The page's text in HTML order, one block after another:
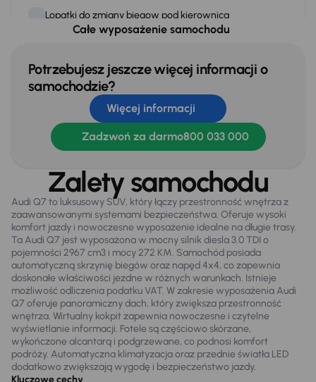
Lopatki do zmiany biegow pod kierownica
Podgrzewane fotele
Przciemniane szyby
Skórzana kierownica
Stereo
Tempomat
WSP. KIEROWNICY
Zamek centralny
Na zewnątrz
Automatyczne światła drogowe
Bezkluczowe otwieranie auta
Czujniki parkowania prz. i tył
Całe wyposażenie samochodu
Potrzebujesz jeszcze więcej informacji o
samochodzie?
Więcej informacji
Zadzwoń za darmo800 033 000
Zalety samochodu
Audi Q7 to luksusowy SUV, który łączy przestronność wnętrza z
zaawansowanymi systemami bezpieczeństwa. Oferuje wysoki
komfort jazdy i nowoczesne wyposażenie idealne na długie trasy.
Ta Audi Q7 jest wyposażona w mocny silnik diesla 3.0 TDI o
pojemności 2967 cm3 i mocy 272 KM. Samochód posiada
automatyczną skrzynię biegów oraz napęd 4x4, co zapewnia
doskonałe właściwości jezdne w różnych warunkach. Istnieje
możliwość odliczenia podatku VAT. W zakresie wyposażenia Audi
Q7 oferuje panoramiczny dach, który zwiększa przestronność
wnętrza. Wirtualny kokpit zapewnia nowoczesne i czytelne
wyświetlanie informacji. Fotele są częściowo skórzane,
wykończone alcantarą i podgrzewane, co podnosi komfort
podróży. Automatyczna klimatyzacja oraz przednie światła LED
dodatkowo zwiększają wygodę i bezpieczeństwo jazdy.
Kluczowe cechy